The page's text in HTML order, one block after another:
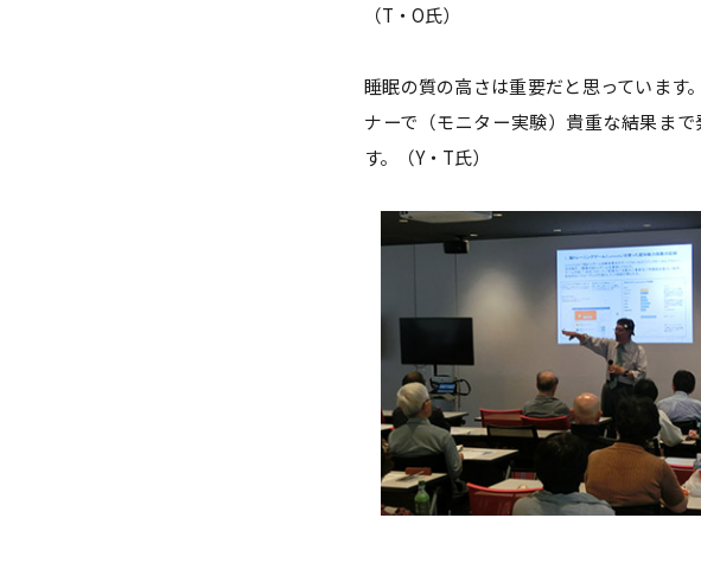
（T・O氏）
睡眠の質の高さは重要だと思っています
ナーで（モニター実験）貴重な結果ま
す。（Y・T氏）